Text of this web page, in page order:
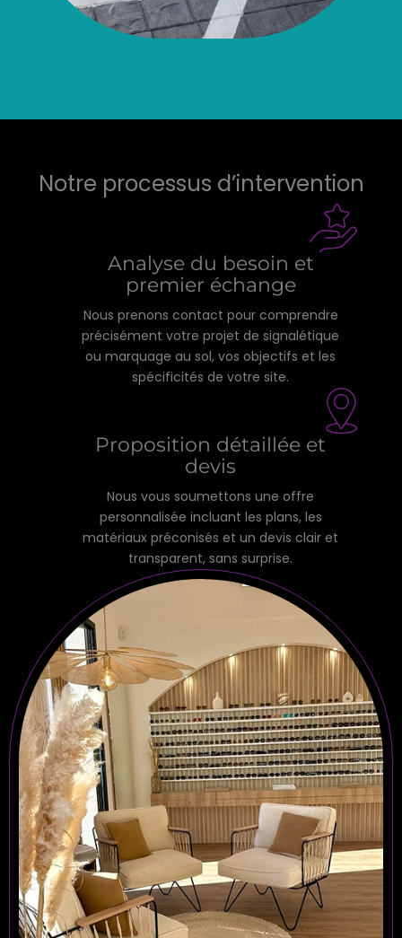
Notre processus d’intervention
Analyse du besoin et
premier échange
Nous prenons contact pour comprendre
précisément votre projet de signalétique
ou marquage au sol, vos objectifs et les
spécificités de votre site.
Proposition détaillée et
devis
Nous vous soumettons une offre
personnalisée incluant les plans, les
matériaux préconisés et un devis clair et
transparent, sans surprise.